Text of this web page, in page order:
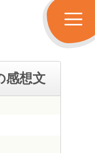
感想文